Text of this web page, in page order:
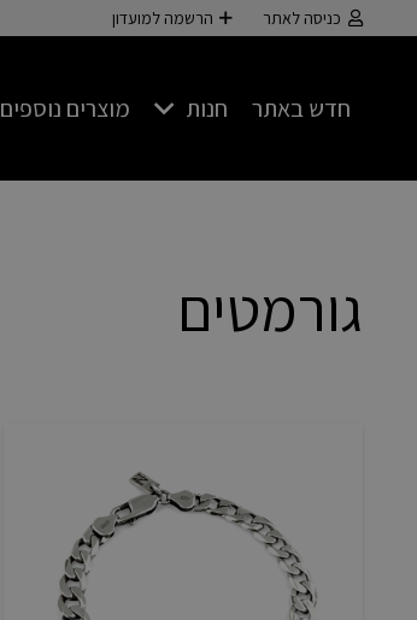
כניסה לאתר הרשמה למועדון
חדש באתר חנות מוצרים נוספים
גורמטים